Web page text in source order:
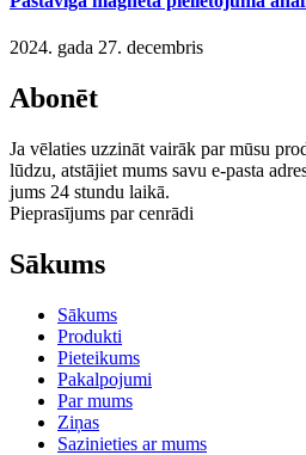
2024. gada 27. decembris
Abonēt
Ja vēlaties uzzināt vairāk par mūsu
lūdzu, atstājiet mums savu e-pasta
jums 24 stundu laikā.
Pieprasījums par cenrādi
Sākums
Sākums
Produkti
Pieteikums
Pakalpojumi
Par mums
Ziņas
Sazinieties ar mums